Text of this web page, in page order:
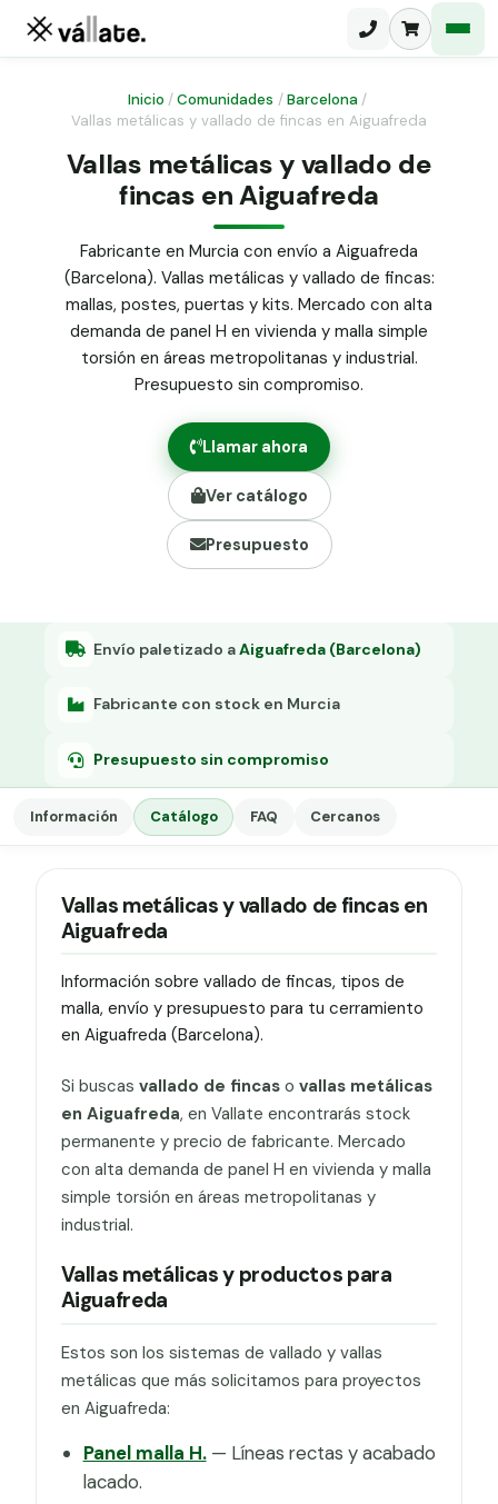
Malla ganadera
Malla simple torsión
Malla triple torsión
Panel malla H.
Puerta abatible dos hojas
Puerta acceso peatonal
Poste malla Hércules
Poste malla simple torsión
Alambre de espino galvanizado
Abrazadera PVC malla H.
Grapa malla H.
Grapadora
Tensor galvanizado
Inicio /Comunidades / Barcelona /
Vallas metálicas y vallado de fincas en Aiguafreda
Vallas metálicas y vallado de
fincas en Aiguafreda
Fabricante en Murcia con envío a Aiguafreda
(Barcelona). Vallas metálicas y vallado de fincas:
mallas, postes, puertas y kits. Mercado con alta
demanda de panel H en vivienda y malla simple
torsión en áreas metropolitanas y industrial.
Presupuesto sin compromiso.
Llamar ahora
Ver catálogo
Presupuesto
Envío paletizado aAiguafreda (Barcelona)
Fabricante con stock en Murcia
Presupuesto sin compromiso
Información Catálogo FAQ Cercanos
Vallas metálicas y vallado de fincas en
Aiguafreda
Información sobre vallado de fincas, tipos de
malla, envío y presupuesto para tu cerramiento
en Aiguafreda (Barcelona).
Si buscas vallado de fincaso vallas metálicas
en Aiguafreda, en Vallate encontrarás stock
permanente y precio de fabricante. Mercado
con alta demanda de panel H en vivienda y malla
simple torsión en áreas metropolitanas y
industrial.
Vallas metálicas y productos para
Aiguafreda
Estos son los sistemas de vallado y vallas
metálicas que más solicitamos para proyectos
en Aiguafreda:
Panel malla H.— Líneas rectas y acabado
lacado.